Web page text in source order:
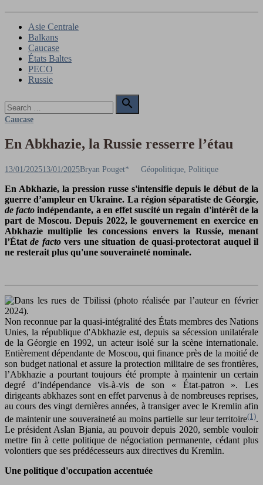
Asie Centrale
Balkans
Caucase
États Baltes
PECO
Russie
for:

Search
Caucase
En Abkhazie, la Russie resserre l’étau
Posted
13/01/202513/01/2025Author
Bryan Pouget* Géopolitique, Politique
En Abkhazie, la pression russe s'intensifie depuis le début de la
guerre d’ampleur en Ukraine. La région séparatiste de Géorgie,
de factoindépendante, a en effet suscité un regain d'intérêt de la
part de Moscou. Depuis 2022, le gouvernement en exercice en
Abkhazie multiplie les concessions envers la Russie, menant
l’Étatde factovers une situation de quasi-protectorat auquel il
ne resterait plus qu'une souveraineté nominale.
Non reconnue par la quasi-intégralité des États membres des Nations
Unies, la république d'Abkhazie est, depuis sa sécession unilatérale
de la Géorgie en 1992, un acteur isolé sur la scène internationale.
Entièrement dépendante de Moscou, qui finance près de la moitié de
son budget national et assure la protection militaire de ses frontières,
l’Abkhazie a pourtant toujours été prompte à maintenir un certain
degré d’indépendance vis-à-vis de son « État-patron ». Les
dirigeants abkhazes sont en effet parvenus à de nombreuses reprises,
au cours des vingt dernières années, à transiger avec le Kremlin afin
de maintenir une souveraineté au moins partielle sur leur territoire(1).
Le président Aslan Bjania, au pouvoir depuis 2020, semble vouloir
mettre fin à cette politique de négociation permanente, cédant plus
volontiers que ses prédécesseurs aux directives du Kremlin.
Une politique d'occupation accentuée